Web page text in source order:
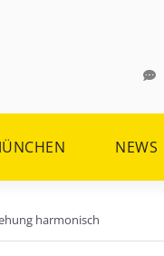
NEWS
harmonisch